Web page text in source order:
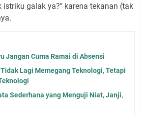
istriku galak ya?" karena tekanan (tak
Jangan Cuma Ramai di Absensi
Lagi Memegang Teknologi, Tetapi
Sederhana yang Menguji Niat, Janji,